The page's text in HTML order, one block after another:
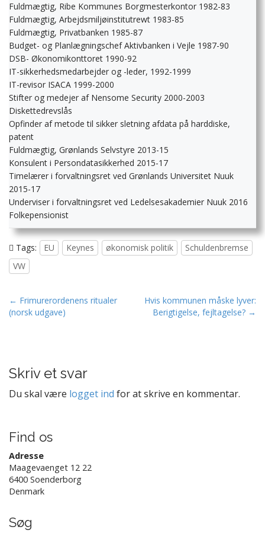
Fuldmægtig, Ribe Kommunes Borgmesterkontor 1982-83
Fuldmægtig, Arbejdsmiljøinstitutrewt 1983-85
Fuldmægtig, Privatbanken 1985-87
Budget- og Planlægningschef Aktivbanken i Vejle 1987-90
DSB- Økonomikonttoret 1990-92
IT-sikkerhedsmedarbejder og -leder, 1992-1999
IT-revisor ISACA 1999-2000
Stifter og medejer af Nensome Security 2000-2003
Diskettedrevslås
Opfinder af metode til sikker sletning afdata på harddiske,
patent
Fuldmægtig, Grønlands Selvstyre 2013-15
Konsulent i Persondatasikkerhed 2015-17
Timelærer i forvaltningsret ved Grønlands Universitet Nuuk
2015-17
Underviser i forvaltningsret ved Ledelsesakademier Nuuk 2016
Folkepensionist
Tags: EU Keynes økonomisk politik
Schuldenbremse
VW
P
o
a
v
a
t
i
o
← Frimurerordenens ritualer
(norsk udgave)
Hvis kommunen måske lyver:
Berigtigelse, fejltagelse? →
Skriv et svar
Du skal være logget ind for at skrive en kommentar.
Find os
Adresse
Maagevaenget 12 22
6400 Soenderborg
Denmark
Søg